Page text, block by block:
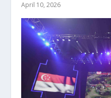
April 10, 2026